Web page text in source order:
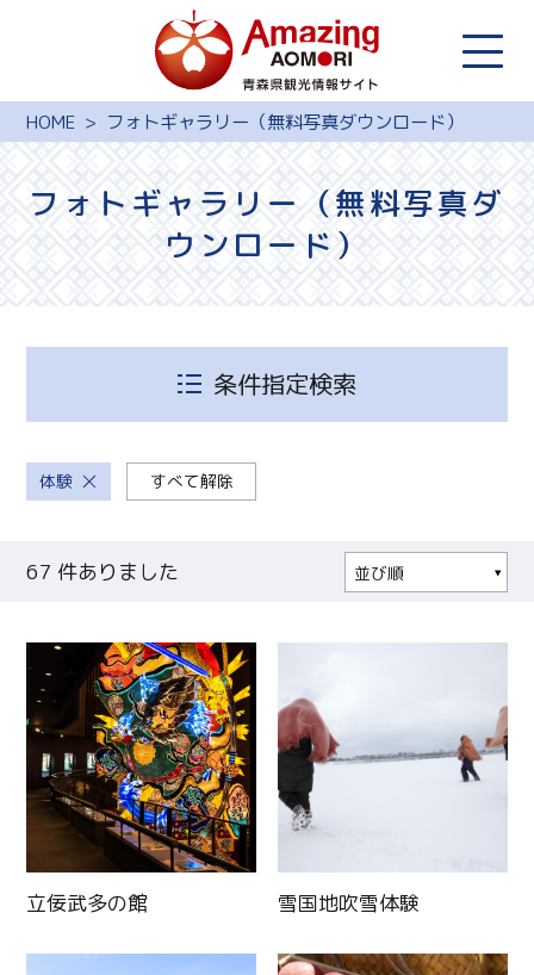
HOME フォトギャラリー（無料写真ダウンロード）
フォトギャラリー（無料写真ダ
ウンロード）
条件指定検索
体験 すべて解除
67 件ありました
並び順
立佞武多の館 雪国地吹雪体験